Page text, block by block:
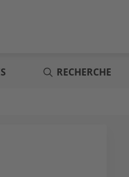
RECHERCHE